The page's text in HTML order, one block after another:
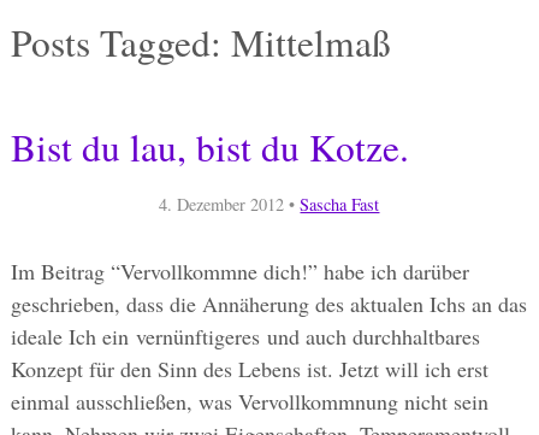
Posts Tagged: Mittelmaß
Bist du lau, bist du Kotze.
4. Dezember 2012 •Sascha Fast
Im Beitrag “Vervollkommne dich!” habe ich darüber
geschrieben, dass die Annäherung des aktualen Ichs an das
ideale Ich ein vernünftigeres und auch durchhaltbares
Konzept für den Sinn des Lebens ist. Jetzt will ich erst
einmal ausschließen, was Vervollkommnung nicht sein